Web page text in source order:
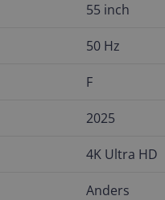
55 inch
50 Hz
F
2025
4K Ultra HD
Anders